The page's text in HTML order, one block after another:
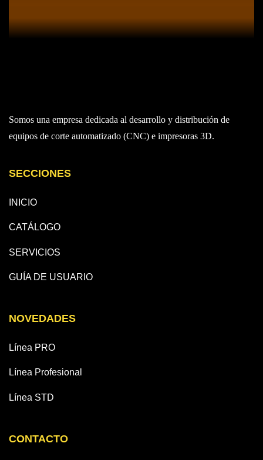
Somos una empresa dedicada al desarrollo y distribución de
equipos de corte automatizado (CNC) e impresoras 3D.
SECCIONES
INICIO
CATÁLOGO
SERVICIOS
GUÍA DE USUARIO
NOVEDADES
Línea PRO
Línea Profesional
Línea STD
CONTACTO